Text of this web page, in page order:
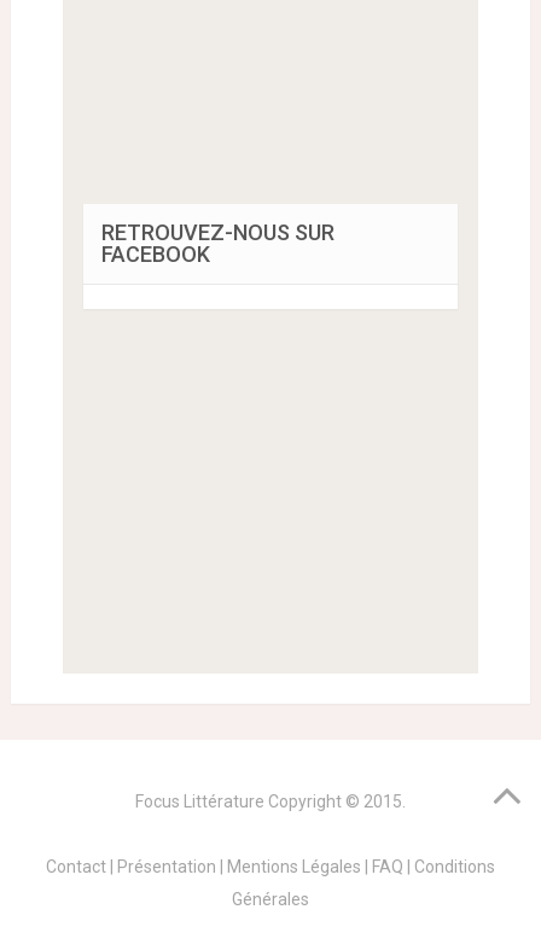
RETROUVEZ-NOUS SUR
FACEBOOK
Focus Littérature Copyright © 2015.
Contact Présentation Mentions Légales FAQ
Conditions
Générales